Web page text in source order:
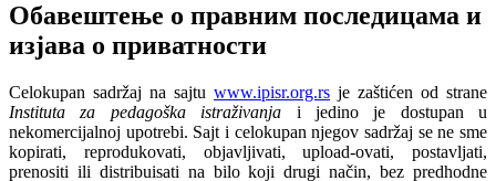
Обавештење о правним последицама и
изјава о приватности
Celokupan sadržaj na sajtu www.ipisr.org.rs je zaštićen od strane
Instituta za pedagoška istraživanja i jedino je dostupan u
nekomercijalnoj upotrebi. Sajt i celokupan njegov sadržaj se ne sme
kopirati, reprodukovati, objavljivati, upload-ovati, postavljati,
prenositi ili distribuisati na bilo koji drugi način, bez predhodne